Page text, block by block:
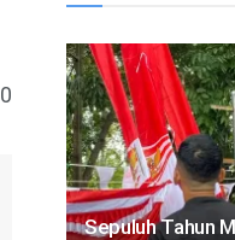
0
Sepuluh Tahun